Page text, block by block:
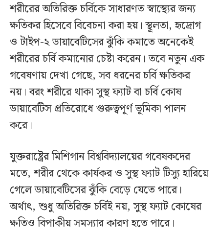
শরীরের অতিরিক্ত চর্বিকে সাধারণত স্বাস্থ্যের জন্য
ক্ষতিকর হিসেবে বিবেচনা করা হয়। স্থূলতা, হৃদ্রোগ
ও টাইপ-২ ডায়াবেটিসের ঝুঁকি কমাতে অনেকেই
শরীরের চর্বি কমানোর চেষ্টা করেন। তবে নতুন এক
গবেষণায় দেখা গেছে, সব ধরনের চর্বি ক্ষতিকর
নয়। বরং শরীরে থাকা সুস্থ ফ্যাট বা চর্বি কোষ
ডায়াবেটিস প্রতিরোধে গুরুত্বপূর্ণ ভূমিকা পালন
করে।
যুক্তরাষ্ট্রের মিশিগান বিশ্ববিদ্যালয়ের গবেষকদের
মতে, শরীর থেকে কার্যকর ও সুস্থ ফ্যাট টিস্যু হারিয়ে
গেলে ডায়াবেটিসের ঝুঁকি বেড়ে যেতে পারে।
অর্থাৎ, শুধু অতিরিক্ত চর্বিই নয়, সুস্থ ফ্যাট কোষের
ক্ষতিও বিপাকীয় সমস্যার কারণ হতে পারে।